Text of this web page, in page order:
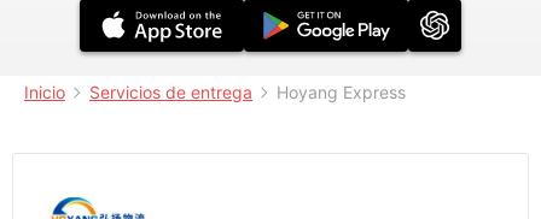
Inicio Servicios de entrega Hoyang Express